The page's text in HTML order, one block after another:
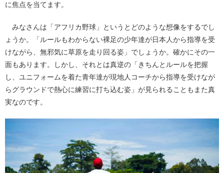
に焦点を当てます。
みなさんは「アフリカ野球」というとどのような想像をするでし
ょうか。「ルールもわからない裸足の少年達が日本人から指導を受
けながら、無邪気に草原を走り回る姿」でしょうか。確かにその一
面もあります。しかし、それとは真逆の「きちんとルールを把握
し、ユニフォームを着た青年達が現地人コーチから指導を受けなが
らグラウンドで熱心に練習に打ち込む姿」が見られることもまた真
実なのです。